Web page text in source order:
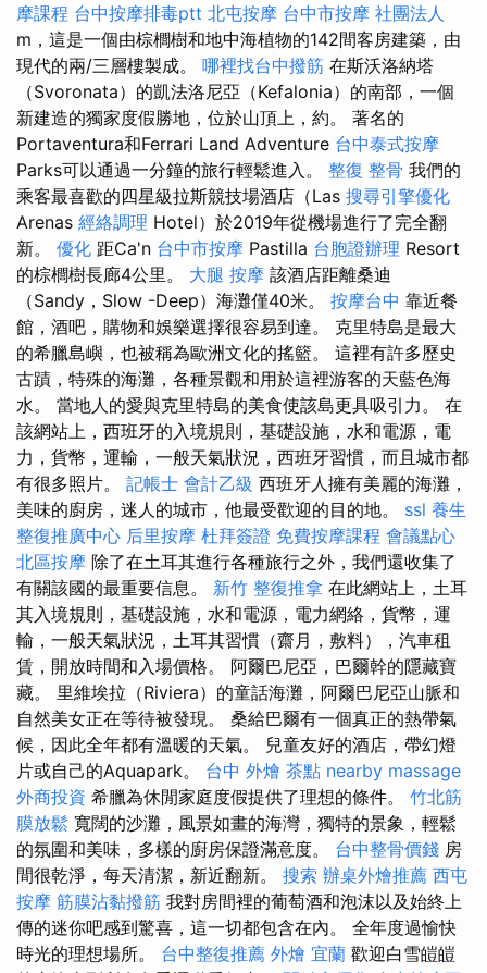
摩課程 台中按摩排毒ptt 北屯按摩 台中市按摩 社團法人
m，這是一個由棕櫚樹和地中海植物的142間客房建築，由
現代的兩/三層樓製成。 哪裡找台中撥筋 在斯沃洛納塔
（Svoronata）的凱法洛尼亞（Kefalonia）的南部，一個
新建造的獨家度假勝地，位於山頂上，約。 著名的
Portaventura和Ferrari Land Adventure 台中泰式按摩
Parks可以通過一分鐘的旅行輕鬆進入。 整復 整骨 我們的
乘客最喜歡的四星級拉斯競技場酒店（Las 搜尋引擎優化
Arenas 經絡調理 Hotel）於2019年從機場進行了完全翻
新。 優化 距Ca'n 台中市按摩 Pastilla 台胞證辦理 Resort
的棕櫚樹長廊4公里。 大腿 按摩 該酒店距離桑迪
（Sandy，Slow -Deep）海灘僅40米。 按摩台中 靠近餐
館，酒吧，購物和娛樂選擇很容易到達。 克里特島是最大
的希臘島嶼，也被稱為歐洲文化的搖籃。 這裡有許多歷史
古蹟，特殊的海灘，各種景觀和用於這裡游客的天藍色海
水。 當地人的愛與克里特島的美食使該島更具吸引力。 在
該網站上，西班牙的入境規則，基礎設施，水和電源，電
力，貨幣，運輸，一般天氣狀況，西班牙習慣，而且城市都
有很多照片。 記帳士 會計乙級 西班牙人擁有美麗的海灘，
美味的廚房，迷人的城市，他最受歡迎的目的地。 ssl 養生
整復推廣中心 后里按摩 杜拜簽證 免費按摩課程 會議點心
北區按摩 除了在土耳其進行各種旅行之外，我們還收集了
有關該國的最重要信息。 新竹 整復推拿 在此網站上，土耳
其入境規則，基礎設施，水和電源，電力網絡，貨幣，運
輸，一般天氣狀況，土耳其習慣（齋月，敷料），汽車租
賃，開放時間和入場價格。 阿爾巴尼亞，巴爾幹的隱藏寶
藏。 里維埃拉（Riviera）的童話海灘，阿爾巴尼亞山脈和
自然美女正在等待被發現。 桑給巴爾有一個真正的熱帶氣
候，因此全年都有溫暖的天氣。 兒童友好的酒店，帶幻燈
片或自己的Aquapark。 台中 外燴 茶點 nearby massage
外商投資 希臘為休閒家庭度假提供了理想的條件。 竹北筋
膜放鬆 寬闊的沙灘，風景如畫的海灣，獨特的景象，輕鬆
的氛圍和美味，多樣的廚房保證滿意度。 台中整骨價錢 房
間很乾淨，每天清潔，新近翻新。 搜索 辦桌外燴推薦 西屯
按摩 筋膜沾黏撥筋 我對房間裡的葡萄酒和泡沫以及始終上
傳的迷你吧感到驚喜，這一切都包含在內。 全年度過愉快
時光的理想場所。 台中整復推薦 外燴 宜蘭 歡迎白雪皚皚